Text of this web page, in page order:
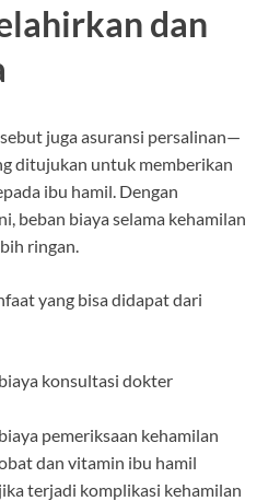
dan
juga asuransi persalinan—
ditujukan untuk memberikan
ibu hamil. Dengan
beban biaya selama kehamilan
ringan.
yang bisa didapat dari
konsultasi dokter
pemeriksaan kehamilan
dan vitamin ibu hamil
terjadi komplikasi kehamilan